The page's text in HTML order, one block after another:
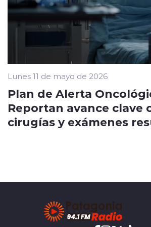
Lunes 11 de mayo de 2026
Plan de Alerta
Reportan avance clave
cirugías y exámenes